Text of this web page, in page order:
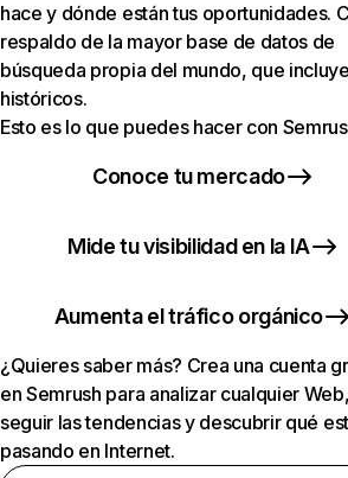
hace y dónde están tus oportunidades.
respaldo de la mayor base de datos de
búsqueda propia del mundo, que
históricos.
Esto es lo que puedes hacer con
Conoce tu mercado
Mide tu visibilidad en la IA
Aumenta el tráfico orgánico
¿Quieres saber más? Crea una cuenta
en Semrush para analizar cualquier
seguir las tendencias y descubrir qué
pasando en Internet.